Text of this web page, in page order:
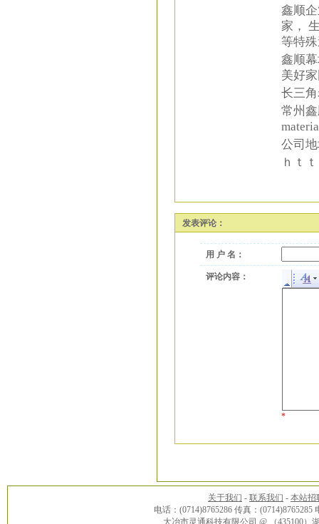
鑫顺
家，
等特
鑫顺
美好
长三
常州
公司
ｈｔ
发表评论：
用 户 名：
评论内容：
*
关于我们 - 联系我们 - 本站招
电话：(0714)8765286 传真：(0714)8765285
大冶市灵通科技有限公司 @ （435100